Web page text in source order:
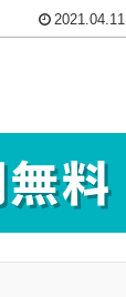
2021.04.11